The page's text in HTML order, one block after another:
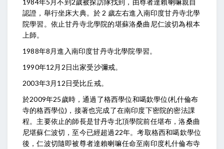
認證，舉行坐床大典。於 2 歲左右進入南印度甘丹寺北學
院學習。依止甘丹寺北學院的堪蘇洛桑曲尼仁波切為根本
上師。
1988年8月進入南印度甘丹寺北學院學習。
1990年12月2日出家受沙彌戒。
2003年3月12日受比丘戒。
於2009年25歲時，通過了格西學位和噶欽學位(札什倫布
寺的格西學位)，接著也完成了在南印度下密院的密法課
程。主要依止的師長是甘丹寺北頂學院前任堪布，洛桑曲
尼堪蘇仁波切，至今已經超過22年。考取格西和噶欽學位
後，仁波切隨即被尊者達賴喇嘛任命至南印度札什倫布寺